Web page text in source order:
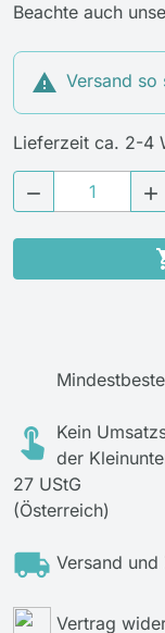
Beachte auch
 Versand
Lieferzeit ca. 2-4
 
Kein
der
27 UStG
(Österreich)
Versand
Vertrag